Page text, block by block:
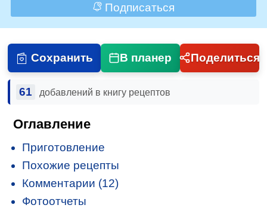
Подписаться
Сохранить В планер Поделиться
61 добавлений в книгу рецептов
Оглавление
Приготовление
Похожие рецепты
Комментарии (12)
Фотоотчеты